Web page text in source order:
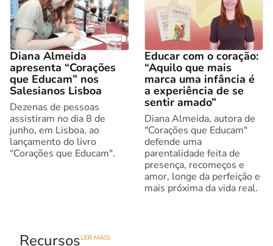
Diana Almeida
apresenta “Corações
que Educam” nos
Salesianos Lisboa
Dezenas de pessoas
assistiram no dia 8 de
junho, em Lisboa, ao
lançamento do livro
“Corações que Educam".
Educar com o coração:
“Aquilo que mais
marca uma infância é
a experiência de se
sentir amado”
Diana Almeida, autora de
"Corações que Educam"
defende uma
parentalidade feita de
presença, recomeços e
amor, longe da perfeição e
mais próxima da vida real.
RecursosLER MAIS